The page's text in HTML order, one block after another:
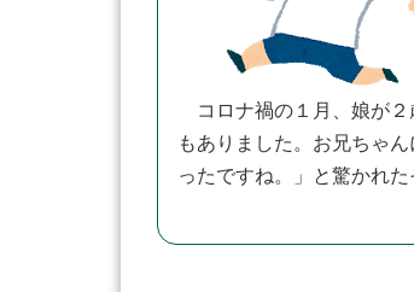
コロナ禍の１月、娘が２
もありました。お兄ちゃ
ったですね。」と驚かれ